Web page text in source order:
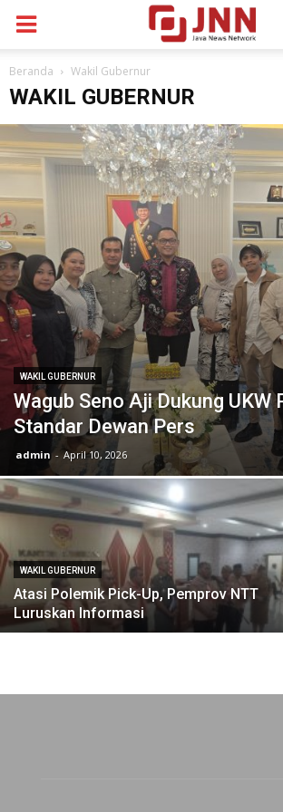
Beranda Wakil Gubernur
WAKIL GUBERNUR
WAKIL GUBERNUR
Wagub Seno Aji Dukung UKW
Standar Dewan Pers
admin - April 10, 2026
WAKIL GUBERNUR
Atasi Polemik Pick-Up, Pemprov NTT
Luruskan Informasi